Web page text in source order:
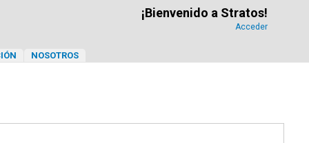
¡Bienvenido a Stratos!
Acceder
NOSOTROS